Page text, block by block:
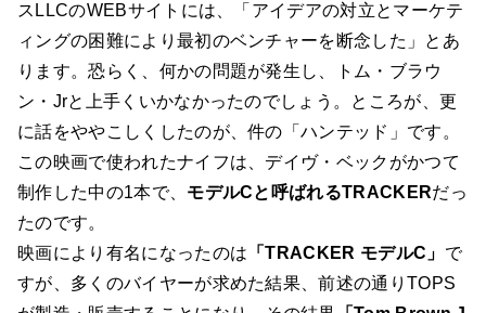
スLLCのWEBサイトには、「アイデアの対立とマーケテ
ィングの困難により最初のベンチャーを断念した」とあ
ります。恐らく、何かの問題が発生し、トム・ブラウ
ン・Jrと上手くいかなかったのでしょう。ところが、更
に話をややこしくしたのが、件の「ハンテッド」です。
この映画で使われたナイフは、デイヴ・ベックがかつて
制作した中の1本で、 モデルCと呼ばれるTRACKERだっ
たのです。
映画により有名になったのは 「TRACKER モデルC」 で
すが、多くのバイヤーが求めた結果、前述の通りTOPS